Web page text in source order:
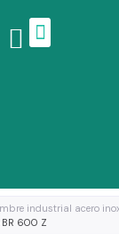
industrial acero
600 Z